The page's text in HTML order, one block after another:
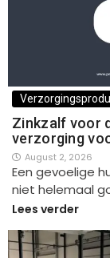
Zinkzalf voor
verzorging
August 2, 2026
Een gevoelige
niet helemaal
Lees verder